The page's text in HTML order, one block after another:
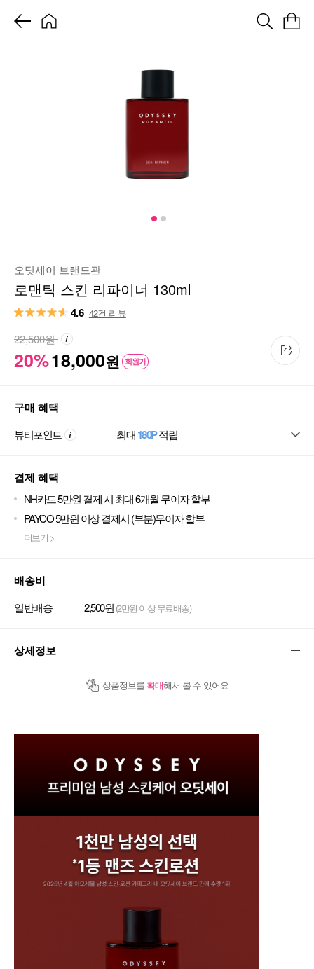
오딧세이 브랜드관
로맨틱 스킨 리파이너 130ml
4.6 42건 리뷰
20%18,000원 회원가
22,500원
구매 혜택
뷰티포인트 최대180P적립
결제 혜택
NH카드 5만원 결제 시 최대 6개월 무이자 할부
PAYCO 5만원 이상 결제시 (부분)무이자 할부
더보기 >
배송비
일반배송 2,500원 (2만원 이상 무료배송)
상세정보
상품정보를 확대해서 볼 수 있어요